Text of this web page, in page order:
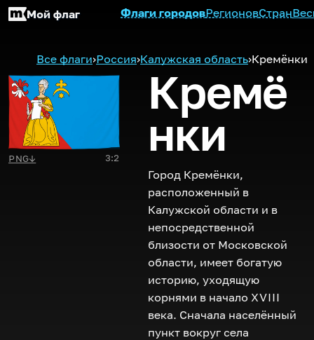
Мой флаг Флаги городовРегионовСтран
Все флаги›Россия›Калужская область›Кремёнки
PNG↓ 3:2
Кремё
нки
Город Кремёнки,
расположенный в
Калужской области и в
непосредственной
близости от Московской
области, имеет богатую
историю, уходящую
корнями в начало XVIII
века. Сначала населённый
пункт вокруг села